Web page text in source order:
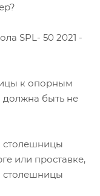
SPL- 50 2021 -
к опорным
быть не
столешницы
или проставке,
столешницы